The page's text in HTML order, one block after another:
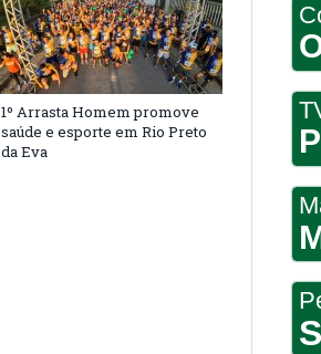
1º Arrasta Homem promove
saúde e esporte em Rio Preto
da Eva